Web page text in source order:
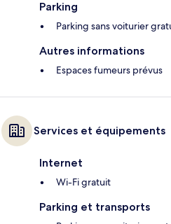
Parking
Parking sans voiturier
Autres informations
Espaces fumeurs prévus
Services et équipements
Internet
Wi-Fi gratuit
Parking et transports